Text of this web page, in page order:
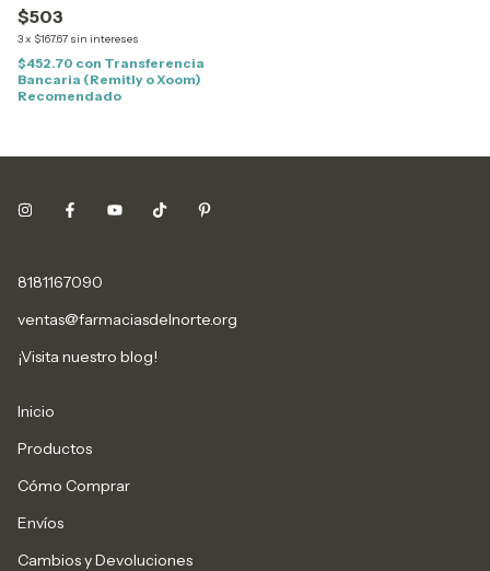
$503
3x $167.67 sin intereses
$452.70 con Transferencia
Bancaria (Remitly o Xoom)
Recomendado
8181167090
ventas@farmaciasdelnorte.org
¡Visita nuestro blog!
Inicio
Productos
Cómo Comprar
Envíos
Cambios y Devoluciones